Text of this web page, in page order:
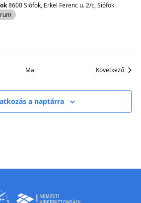
8600 Siófok, Erkel Ferenc u. 2/c, Siófok
Ma Következő
a naptárra